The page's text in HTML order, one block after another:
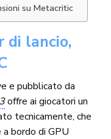
su Metacritic
di lancio,
e pubblicato da
offre ai giocatori un
tecnicamente, che
bordo di GPU